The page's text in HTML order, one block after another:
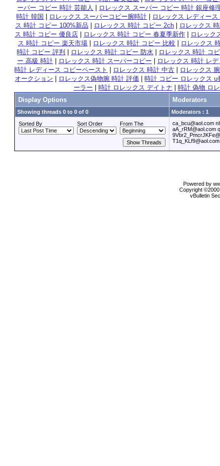
ーパー コピー 時計 芸能人
ロレックス スーパー コピー 時計 銀座修
時計 韓国
ロレックス スーパーコピー腕時計
ロレックス レディー
ス 時計 コピー 100%新品
ロレックス 時計 コピー 2ch|
ロレックス
ス 時計 コピー 優良店| ロレックス 時計 コピー 春夏季新作|
ロレック
ス 時計 コピー 楽天市場
ロレックス 時計 コピー 比較
ロレックス
時計 コピー 評判
ロレックス 時計 コピー 防水
ロレックス 時計 コ
ー 高級 時計| ロレックス 時計 スーパーコピー
ロレックス 時計 レ
時計 レディース コピーペースト
ロレックス 時計 中古
ロレックス
オークション
ロレックス偽物腕 時計 評価 |時計 コピー ロレックス u
ーラー
時計 ロレックス デイトナ
時計 偽物 ロ
Display Options
Moderators
Showing threads 0 to 0 of 0
Moderators : 1
Sorted By
Sort Order From The
ca_bcu@aol.com
aA_rRM@aol.com
T1q_KLf9@aol.com
Powered by
Copyright
vBulletin